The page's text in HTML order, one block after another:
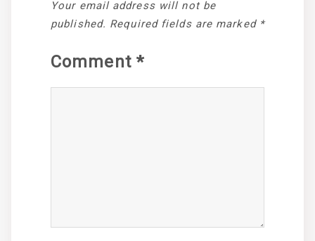
Your email address will not be
published. Required fields are marked *
Comment *